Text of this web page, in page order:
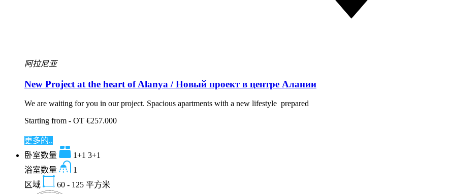
阿拉尼亚
New Project at the heart of Alanya / Новый проект в центре Алании
We are waiting for you in our project. Spacious apartments with a new lifestyle prepared
Starting from - OT €257.000
更多的..
卧室数量
1+1 3+1
浴室数量
1
区域
60 - 125 平方米